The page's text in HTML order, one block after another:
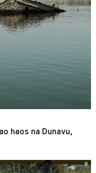
haos na Dunavu,
0